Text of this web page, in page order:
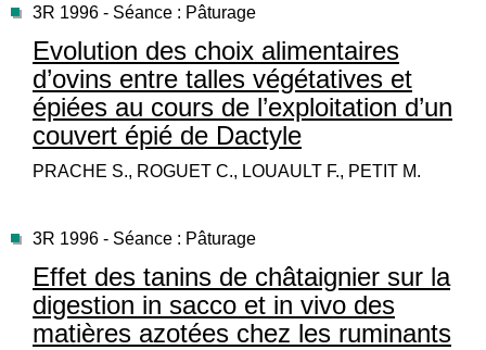
3R 1996 - Séance : Pâturage
Evolution des choix alimentaires
d’ovins entre talles végétatives et
épiées au cours de l’exploitation d’un
couvert épié de Dactyle
PRACHE S., ROGUET C., LOUAULT F., PETIT M.
3R 1996 - Séance : Pâturage
Effet des tanins de châtaignier sur la
digestion in sacco et in vivo des
matières azotées chez les ruminants